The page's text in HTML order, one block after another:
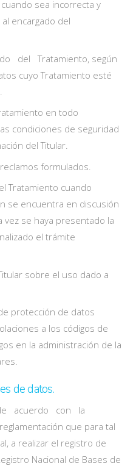
sea incorrecta y
encargado del
del Tratamiento, según
cuyo Tratamiento esté
en todo
condiciones de seguridad
del Titular.
formulados.
Tratamiento cuando
se encuentra en discusión
vez se haya presentado la
el trámite
sobre el uso dado a
protección de datos
a los códigos de
en la administración de la
de datos.
de acuerdo con la
que para tal
a realizar el registro de
Nacional de Bases de